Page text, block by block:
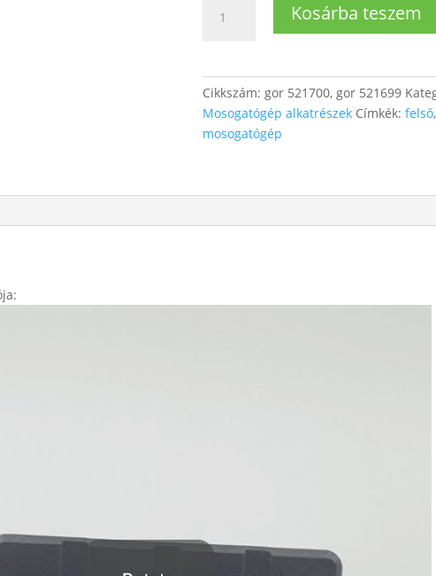
felső
(kéttengelyes,
oldali)
mennyiség
Kosárba teszem
Cikkszám:gor 521700, gor 521699
Mosogatógép alkatrészek Címkék:felső
mosogatógép